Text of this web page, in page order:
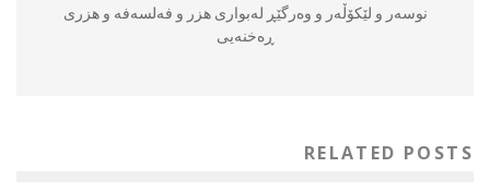
نوسه‌ر و لێكۆڵه‌ر و وه‌رگێڕ له‌بواری هزر و فه‌لسه‌فه‌ و هزری
ڕه‌خنه‌یی
RELATED POSTS